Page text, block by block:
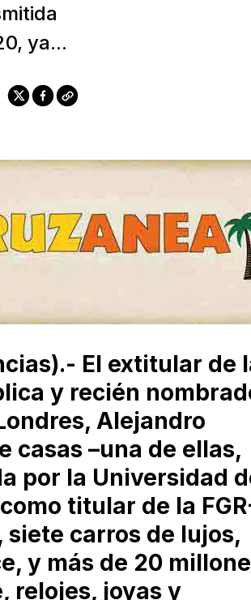
ya...
El extitular de
y recién
Alejandro
casas –una de ellas,
por la Universidad
titular de la
carros de lujos,
y más de 20
relojes, joyas y